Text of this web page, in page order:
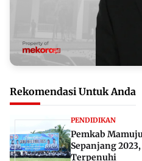
Rekomendasi Untuk Anda
PENDIDIKAN
Pemkab
Sepanjang
Terpenuhi